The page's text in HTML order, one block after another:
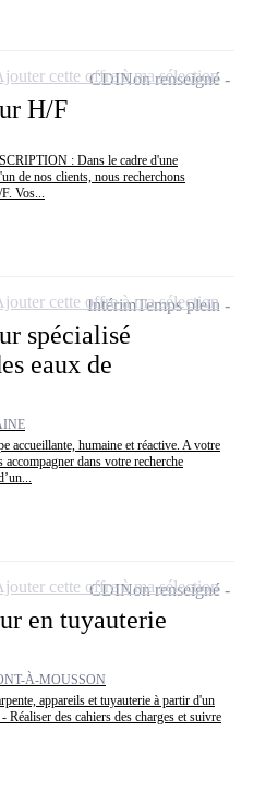
H/F
: Dans le cadre d'une
de nos clients, nous recherchons
Vos...
CDINon renseigné
cette offre à ma sélection
spécialisé
eaux de
accueillante, humaine et réactive. A votre
dans votre recherche
IntérimTemps plein
cette offre à ma sélection
en tuyauterie
À-MOUSSON
appareils et tuyauterie à partir d'un
des cahiers des charges et suivre
CDINon renseigné
cette offre à ma sélection